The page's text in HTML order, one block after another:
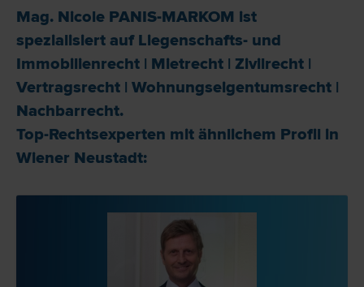
Mag. Nicole PANIS-MARKOM ist
spezialisiert auf Liegenschafts- und
Immobilien­recht | Miet­recht | Zivil­recht |
Vertrags­recht | Wohnungseigentums­recht |
Nachbar­recht.
Top-Rechtsexperten mit ähnlichem Profil in
Wiener Neustadt: